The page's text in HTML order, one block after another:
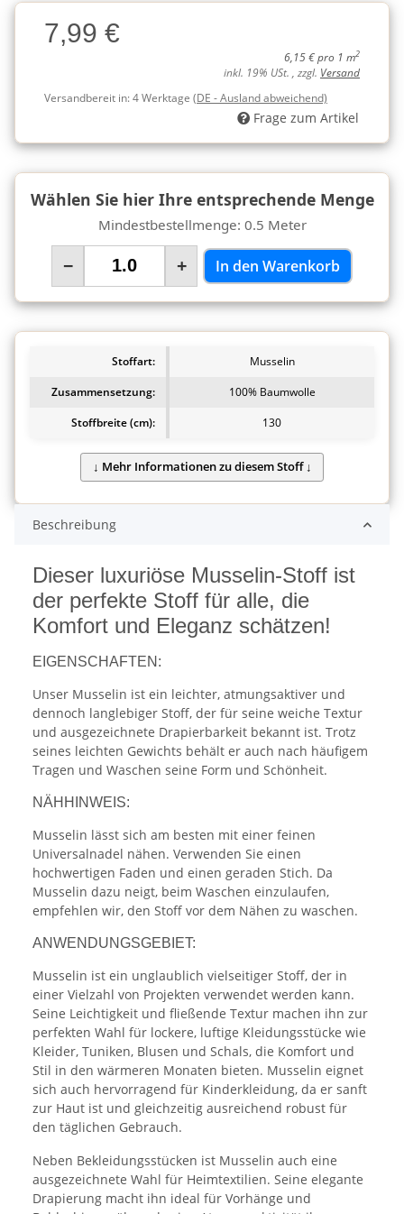
Charge
Charge7,99 €
6,15 € pro 1 m2
inkl. 19% USt. , zzgl. Versand
Versandbereit in:4 Werktage (DE - Ausland abweichend)
Frage zum Artikel
Wählen Sie hier Ihre entsprechende Menge
Mindestbestellmenge: 0.5 Meter
− + In den Warenkorb
Stoffart:
Musselin
Zusammensetzung:
100% Baumwolle
Stoffbreite (cm):
130
Beschreibung
Dieser luxuriöse Musselin-Stoff ist
der perfekte Stoff für alle, die
Komfort und Eleganz schätzen!
EIGENSCHAFTEN:
Unser Musselin ist ein leichter, atmungsaktiver und
dennoch langlebiger Stoff, der für seine weiche Textur
und ausgezeichnete Drapierbarkeit bekannt ist. Trotz
seines leichten Gewichts behält er auch nach häufigem
Tragen und Waschen seine Form und Schönheit.
NÄHHINWEIS:
Musselin lässt sich am besten mit einer feinen
Universalnadel nähen. Verwenden Sie einen
hochwertigen Faden und einen geraden Stich. Da
Musselin dazu neigt, beim Waschen einzulaufen,
empfehlen wir, den Stoff vor dem Nähen zu waschen.
ANWENDUNGSGEBIET:
Musselin ist ein unglaublich vielseitiger Stoff, der in
einer Vielzahl von Projekten verwendet werden kann.
Seine Leichtigkeit und fließende Textur machen ihn zur
perfekten Wahl für lockere, luftige Kleidungsstücke wie
Kleider, Tuniken, Blusen und Schals, die Komfort und
Stil in den wärmeren Monaten bieten. Musselin eignet
sich auch hervorragend für Kinderkleidung, da er sanft
zur Haut ist und gleichzeitig ausreichend robust für
den täglichen Gebrauch.
Neben Bekleidungsstücken ist Musselin auch eine
ausgezeichnete Wahl für Heimtextilien. Seine elegante
Drapierung macht ihn ideal für Vorhänge und